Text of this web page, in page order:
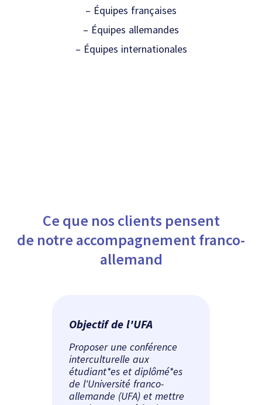
– Équipes françaises
– Équipes allemandes
– Équipes internationales
Ce que nos clients pensent
de notre accompagnement franco-
allemand
Objectif de l'UFA
Proposer une conférence
interculturelle aux
étudiant*es et diplômé*es
de l'Université franco-
allemande (UFA) et mettre